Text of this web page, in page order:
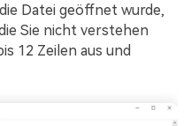
Datei geöffnet wurde,
Sie nicht verstehen
12 Zeilen aus und